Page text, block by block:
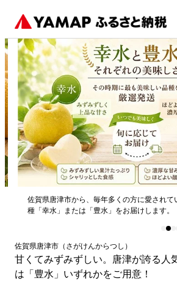
佐賀県唐津市から、毎年多くの方に愛されて
種「幸水」または「豊水」をお届けします。
佐賀県唐津市 （ さがけんからつし ）
甘くてみずみずしい。唐津が誇る人
は「豊水」いずれかをご用意！